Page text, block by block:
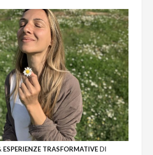
ESPERIENZE TRASFORMATIVEDI